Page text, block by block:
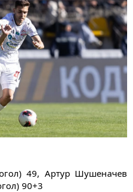
49, Артур Шушеначев
90+3